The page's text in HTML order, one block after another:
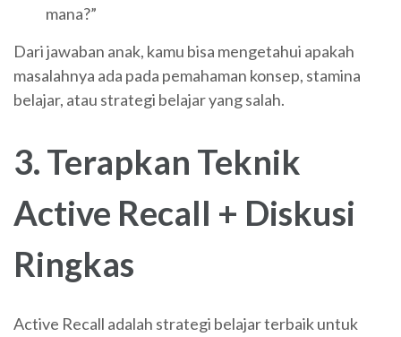
mana?”
Dari jawaban anak, kamu bisa mengetahui apakah
masalahnya ada pada pemahaman konsep, stamina
belajar, atau strategi belajar yang salah.
3. Terapkan Teknik
Active Recall + Diskusi
Ringkas
Active Recall adalah strategi belajar terbaik untuk